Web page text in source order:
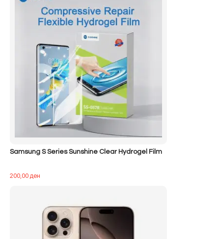
Samsung S Series Sunshine Clear Hydrogel Film
200,00ден